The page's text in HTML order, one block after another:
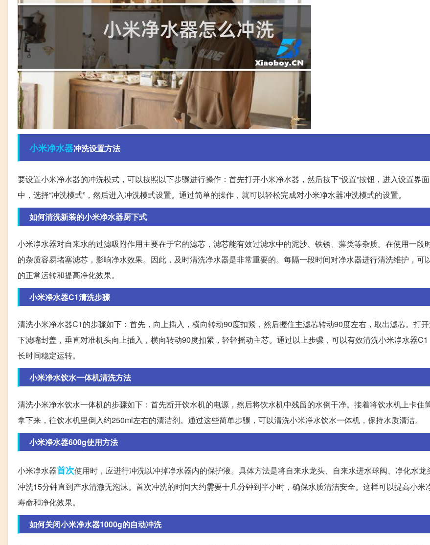
小米净水器冲洗设置方法
要设置小米净水器的冲洗模式，可以按照以下步骤进行操作：首先打开小米净水器，然后按下“设置”按钮，进入设置界
中，选择“冲洗模式”，然后进入冲洗模式设置。通过简单的操作，就可以轻松完成对小米净水器冲洗模式的设置。
如何清洗新装的小米净水器厨下式
小米净水器对自来水的过滤吸附作用主要在于它的滤芯，滤芯能有效过滤水中的泥沙、铁锈、藻类等杂质。在使用一段
的杂质容易堵塞滤芯，影响净水效果。因此，及时清洗净水器是非常重要的。每隔一段时间对净水器进行清洗维护，可
的正常运转和提高净化效果。
小米净水器C1清洗步骤
清洗小米净水器C1的步骤如下：首先，向上插入，横向转动90度扣紧，然后握住主滤芯转动90度左右，取出滤芯。打
下滤嘴封盖，垂直对准机头向上插入，横向转动90度扣紧，轻轻摇动主芯。通过以上步骤，可以有效清洗小米净水器
长时间稳定运转。
小米净水饮水一体机清洗方法
清洗小米净水饮水一体机的步骤如下：首先断开饮水机的电源，然后将饮水机中残留的水倒干净。接着将饮水机上卡住
拿下来，往饮水机里倒入约250ml左右的清洁剂。通过这些简单步骤，可以清洗小米净水饮水一体机，保持水质清洁。
小米净水器600g使用方法
小米净水器首次使用时，应进行冲洗以冲掉净水器内的保护液。具体方法是将自来水龙头、自来水进水球阀、净化水龙
冲洗15分钟直到产水清澈无泡沫。首次冲洗的时间大约需要十几分钟到半小时，确保水质清洁安全。这样可以提高小米
寿命和净化效果。
如何关闭小米净水器1000g的自动冲洗